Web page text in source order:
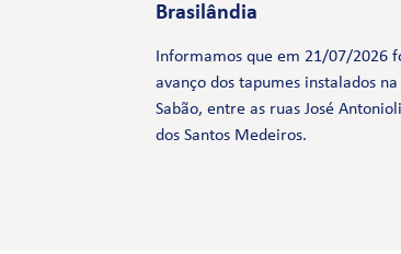
Brasilândia
Informamos que em 21/07/2026
avanço dos tapumes instalados
Sabão, entre as ruas José
dos Santos Medeiros.